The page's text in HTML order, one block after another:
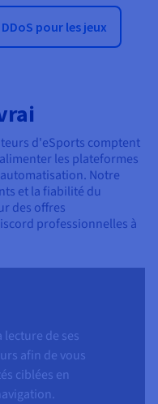
pour les jeux
d'eSports comptent
les plateformes
Notre
et la fiabilité du
des offres
professionnelles à
de ses
afin de vous
ciblées en